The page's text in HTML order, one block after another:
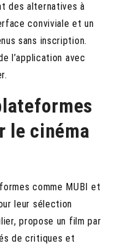
des alternatives à
conviviale et un
sans inscription.
l’application avec
le cinéma
comme MUBI et
leur sélection
propose un film par
de critiques et